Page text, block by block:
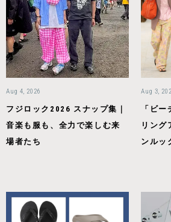
Aug 4, 2026
フジロック2026 スナップ集｜
音楽も服も、全力で楽しむ来
場者たち
Aug 3,
「ビ
リング
ンルッ